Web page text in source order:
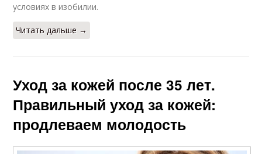
условиях в изобилии.
Читать дальше →
Уход за кожей после 35 лет.
Правильный уход за кожей:
продлеваем молодость